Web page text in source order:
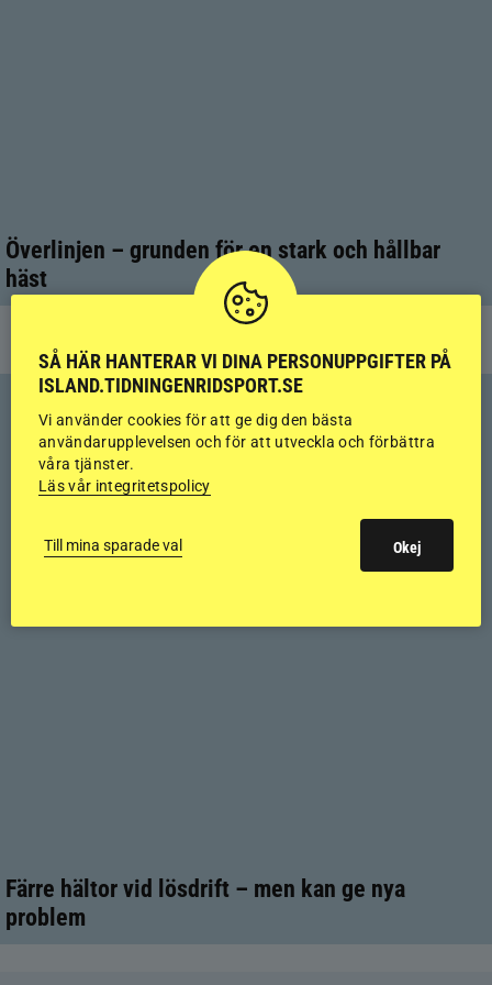
Överlinjen – grunden för en stark och hållbar
häst
HÄSTHÄLSA
Färre hältor vid lösdrift – men kan ge nya
problem
SÅ HÄR HANTERAR VI DINA PERSONUPPGIFTER PÅ
ISLAND.TIDNINGENRIDSPORT.SE
Vi använder cookies för att ge dig den bästa
användarupplevelsen och för att utveckla och förbättra
våra tjänster.
Läs vår integritetspolicy
Till mina sparade val Okej